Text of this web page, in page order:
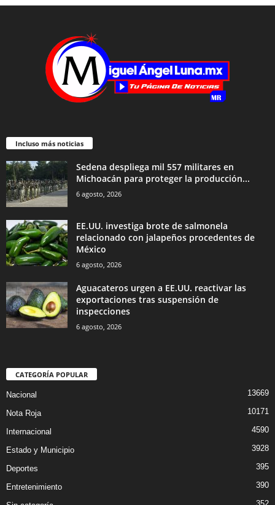
Incluso más noticias
Sedena despliega mil 557 militares en
Michoacán para proteger la producción...
6 agosto, 2026
EE.UU. investiga brote de salmonela
relacionado con jalapeños procedentes de
México
6 agosto, 2026
Aguacateros urgen a EE.UU. reactivar las
exportaciones tras suspensión de
inspecciones
6 agosto, 2026
CATEGORÍA POPULAR
Nacional 13669
Nota Roja 10171
Internacional 4590
Estado y Municipio 3928
Deportes 395
Entretenimiento 390